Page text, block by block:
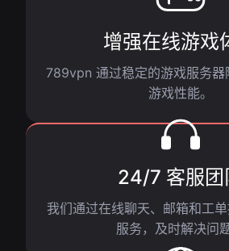
增强在线游戏
789vpn 通过稳定的游戏服务器
游戏性能。
24/7 客服团
我们通过在线聊天、邮箱和工
服务，及时解决问题